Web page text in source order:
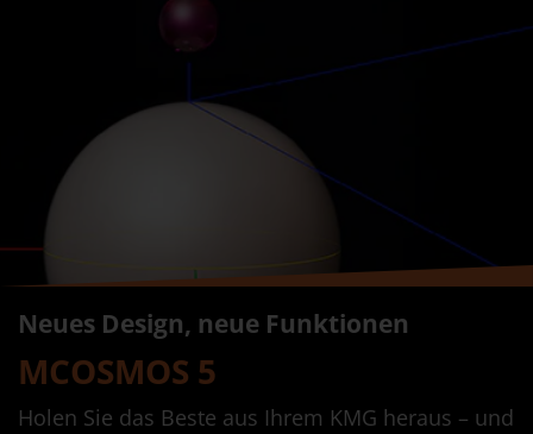
Neues Design, neue Funktionen
MCOSMOS 5
Holen Sie das Beste aus Ihrem KMG heraus – und